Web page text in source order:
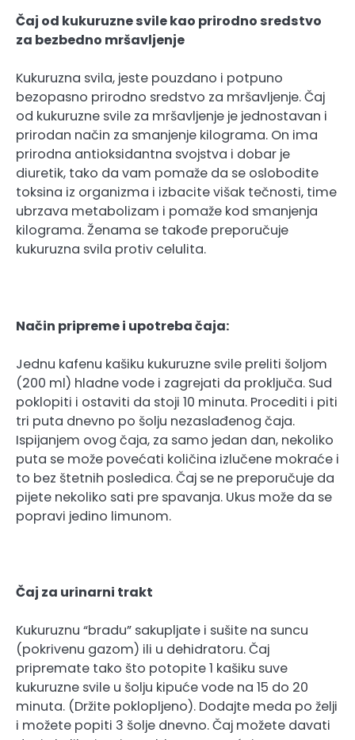
Čaj od kukuruzne svile kao prirodno sredstvo
za bezbedno mršavljenje
Kukuruzna svila, jeste pouzdano i potpuno
bezopasno prirodno sredstvo za mršavljenje. Čaj
od kukuruzne svile za mršavljenje je jednostavan i
prirodan način za smanjenje kilograma. On ima
prirodna antioksidantna svojstva i dobar je
diuretik, tako da vam pomaže da se oslobodite
toksina iz organizma i izbacite višak tečnosti, time
ubrzava metabolizam i pomaže kod smanjenja
kilograma. Ženama se takođe preporučuje
kukuruzna svila protiv celulita.
Način pripreme i upotreba čaja:
Jednu kafenu kašiku kukuruzne svile preliti šoljom
(200 ml) hladne vode i zagrejati da proključa. Sud
poklopiti i ostaviti da stoji 10 minuta. Procediti i piti
tri puta dnevno po šolju nezaslađenog čaja.
Ispijanjem ovog čaja, za samo jedan dan, nekoliko
puta se može povećati količina izlučene mokraće i
to bez štetnih posledica. Čaj se ne preporučuje da
pijete nekoliko sati pre spavanja. Ukus može da se
popravi jedino limunom.
Čaj za urinarni trakt
Kukuruznu “bradu” sakupljate i sušite na suncu
(pokrivenu gazom) ili u dehidratoru. Čaj
pripremate tako što potopite 1 kašiku suve
kukuruzne svile u šolju kipuće vode na 15 do 20
minuta. (Držite poklopljeno). Dodajte meda po želji
i možete popiti 3 šolje dnevno. Čaj možete davati